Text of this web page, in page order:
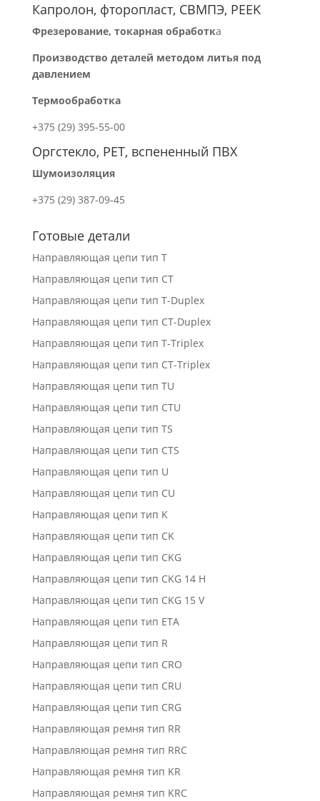
Капролон, фторопласт, СВМПЭ, PEEK
Фрезерование, токарная обработка
Производство деталей методом литья под
давлением
Термообработка
+375 (29) 395-55-00
Оргстекло, PET, вспененный ПВХ
Шумоизоляция
+375 (29) 387-09-45
Готовые детали
Направляющая цепи тип T
Направляющая цепи тип CT
Направляющая цепи тип T-Duplex
Направляющая цепи тип СT-Duplex
Направляющая цепи тип T-Triplex
Направляющая цепи тип CT-Triplex
Направляющая цепи тип TU
Направляющая цепи тип CTU
Направляющая цепи тип TS
Направляющая цепи тип CTS
Направляющая цепи тип U
Направляющая цепи тип CU
Направляющая цепи тип K
Направляющая цепи тип CK
Направляющая цепи тип CKG
Направляющая цепи тип CKG 14 H
Направляющая цепи тип CKG 15 V
Направляющая цепи тип ETA
Направляющая цепи тип R
Направляющая цепи тип CRO
Направляющая цепи тип CRU
Направляющая цепи тип CRG
Направляющая ремня тип RR
Направляющая ремня тип RRC
Направляющая ремня тип KR
Направляющая ремня тип KRC